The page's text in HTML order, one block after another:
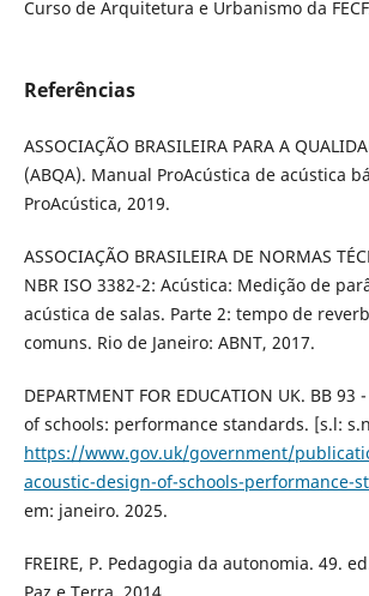
Curso de Arquitetura e Urbanismo da
Referências
ASSOCIAÇÃO BRASILEIRA PARA A
(ABQA). Manual ProAcústica de acústica
ProAcústica, 2019.
ASSOCIAÇÃO BRASILEIRA DE NORMAS
NBR ISO 3382-2: Acústica: Medição de
acústica de salas. Parte 2: tempo de
comuns. Rio de Janeiro: ABNT, 2017.
DEPARTMENT FOR EDUCATION UK. BB
of schools: performance standards. [s.l:
https://www.gov.uk/government/
acoustic-design-of-schools-performance-
em: janeiro. 2025.
FREIRE, P. Pedagogia da autonomia. 49.
Paz e Terra, 2014.